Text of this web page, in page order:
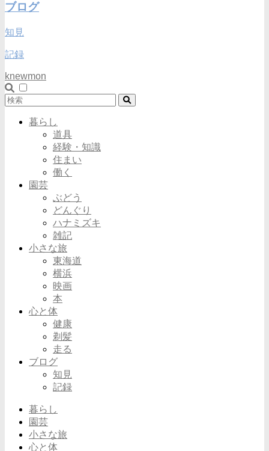
ブログ
知見
記録
knewmon
暮らし
道具
経験・知識
住まい
働く
園芸
ぶどう
どんぐり
ハナミズキ
雑記
小さな旅
東海道
横浜
映画
本
心と体
健康
剃髪
走る
ブログ
知見
記録
暮らし
園芸
小さな旅
心と体